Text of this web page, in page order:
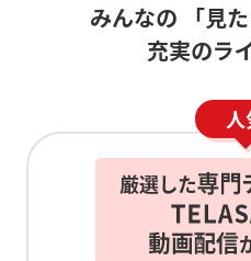
みんなの 「見た
充実のラ
人